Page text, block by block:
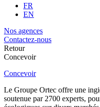
FR
EN
Nos agences
Contactez-nous
Retour
Concevoir
Concevoir
Le Groupe Ortec offre une
soutenue par 2700 experts,